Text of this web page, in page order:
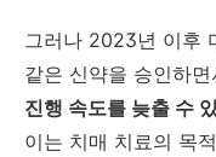
그러나 2023년 이후
같은 신약을 승인하
진행 속도를 늦출 수
이는 치매 치료의 목